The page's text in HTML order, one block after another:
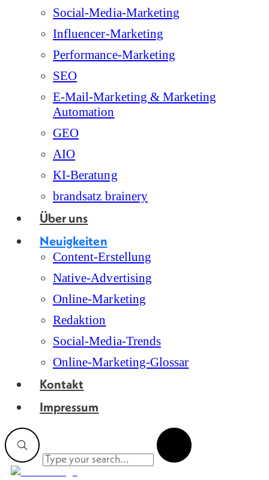
Social-Media-Marketing
Influencer-Marketing
Performance-Marketing
SEO
E-Mail-Marketing & Marketing
Automation
GEO
AIO
KI-Beratung
brandsatz brainery
Über uns
Neuigkeiten
Content-Erstellung
Native-Advertising
Online-Marketing
Redaktion
Social-Media-Trends
Online-Marketing-Glossar
Kontakt
Impressum